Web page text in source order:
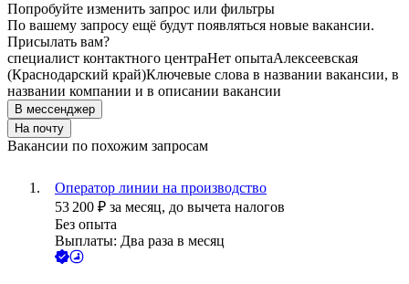
Попробуйте изменить запрос или фильтры
По вашему запросу ещё будут появляться новые вакансии.
Присылать вам?
специалист контактного центраНет опытаАлексеевская
(Краснодарский край)Ключевые слова в названии вакансии, в
названии компании и в описании вакансии
В мессенджер
На почту
Вакансии по похожим запросам
Оператор линии на производство
53 200 ₽ за месяц, до вычета налогов
Без опыта
Выплаты: Два раза в месяц